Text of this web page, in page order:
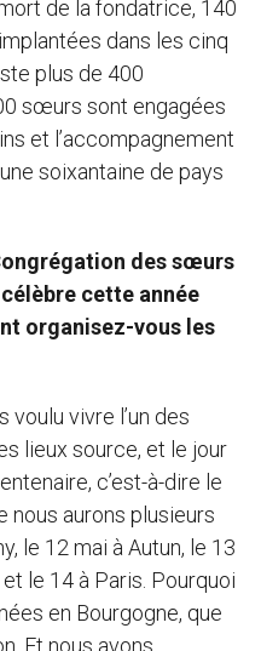
de la fondatrice, 140
dans les cinq
plus de 400
sœurs sont engagées
et l’accompagnement
soixantaine de pays
des sœurs
cette année
organisez-vous les
voulu vivre l’un des
lieux source, et le jour
c’est-à-dire le
nous aurons plusieurs
le 12 mai à Autun, le 13
le 14 à Paris. Pourquoi
en Bourgogne, que
Et nous avons